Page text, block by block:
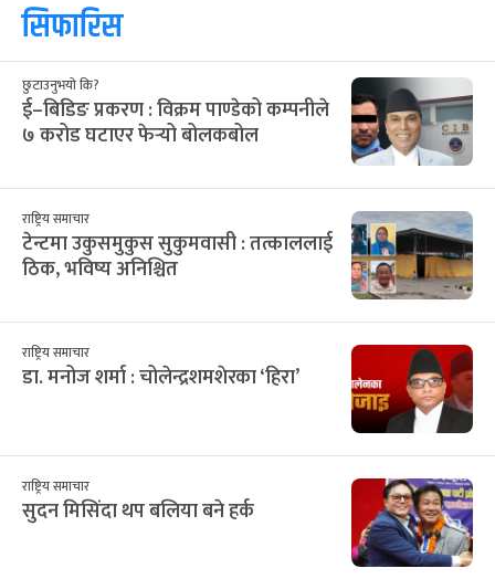
सिफारिस
छुटाउनुभयो कि?
ई–बिडिङ प्रकरण : विक्रम पाण्डेको कम्पनीले
७ करोड घटाएर फेर्‍यो बोलकबोल
राष्ट्रिय समाचार
टेन्टमा उकुसमुकुस सुकुमवासी : तत्काललाई
ठिक, भविष्य अनिश्चित
राष्ट्रिय समाचार
डा. मनोज शर्मा : चोलेन्द्रशमशेरका ‘हिरा’
राष्ट्रिय समाचार
सुदन मिसिंदा थप बलिया बने हर्क